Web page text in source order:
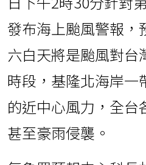
發布海上颱風警報，
六白天將是颱風對台
時段，基隆北海岸一
的近中心風力，全台
甚至豪雨侵襲。